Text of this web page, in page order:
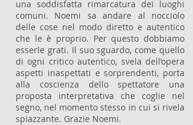
una soddisfatta rimarcatura dei luoghi
comuni. Noemi sa andare al nocciolo
delle cose nel modo diretto e autentico
che le è proprio. Per questo dobbiamo
esserle grati. Il suo sguardo, come quello
di ogni critico autentico, svela dell’opera
aspetti inaspettati e sorprendenti, porta
alla coscienza dello spettatore una
proposta interpretativa che coglie nel
segno, nel momento stesso in cui si rivela
spiazzante. Grazie Noemi.